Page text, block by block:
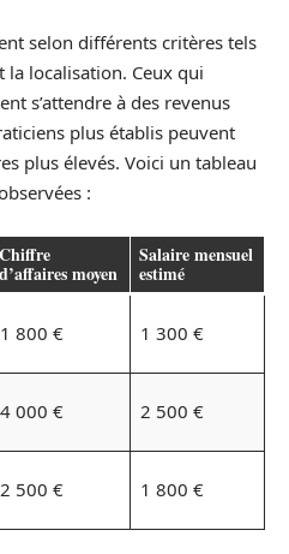
selon différents critères tels
la localisation. Ceux qui
s’attendre à des revenus
plus établis peuvent
plus élevés. Voici un tableau
:
Chiffre
d’affaires moyen
Salaire mensuel
estimé
1 800 € 1 300 €
4 000 € 2 500 €
2 500 € 1 800 €